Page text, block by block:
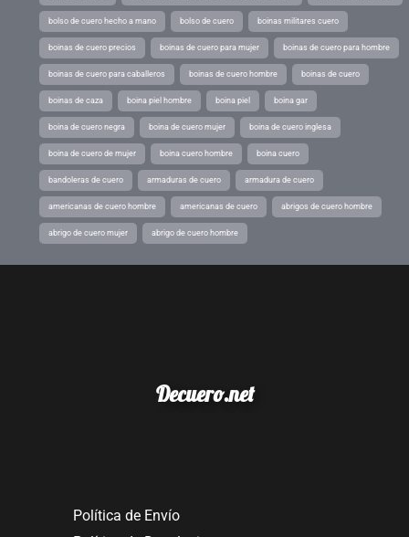
bolso de cuero hecho a mano bolso de cuero boinas militares cuero
boinas de cuero precios boinas de cuero para mujer boinas de cuero para hombre
boinas de cuero para caballeros boinas de cuero hombre boinas de cuero
boinas de caza boina piel hombre boina piel boina gar
boina de cuero negra boina de cuero mujer boina de cuero inglesa
boina de cuero de mujer boina cuero hombre boina cuero
bandoleras de cuero armaduras de cuero armadura de cuero
americanas de cuero hombre americanas de cuero abrigos de cuero hombre
abrigo de cuero mujer abrigo de cuero hombre
Decuero.net
Política de Envío